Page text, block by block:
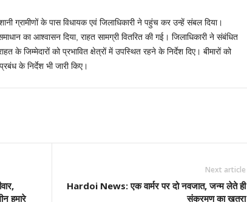
ग्रामीणों के पास विधायक एवं जिलाधिकारी ने पहुंच कर उन्हें संबल दिया।
का आश्वासन दिया, राहत सामग्री वितरित की गई। जिलाधिकारी ने संबंधित
जिम्मेदारों को प्रभावित क्षेत्रों में उपस्थित रहने के निर्देश दिए। बीमारों को
के निर्देश भी जारी किए।
हमारे
Next article
Hardoi News: एक वार्मर पर दो नवजात, जन्म लेते ही
संक्रमण का खतरा